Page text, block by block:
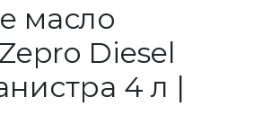
масло
Diesel
4 л |